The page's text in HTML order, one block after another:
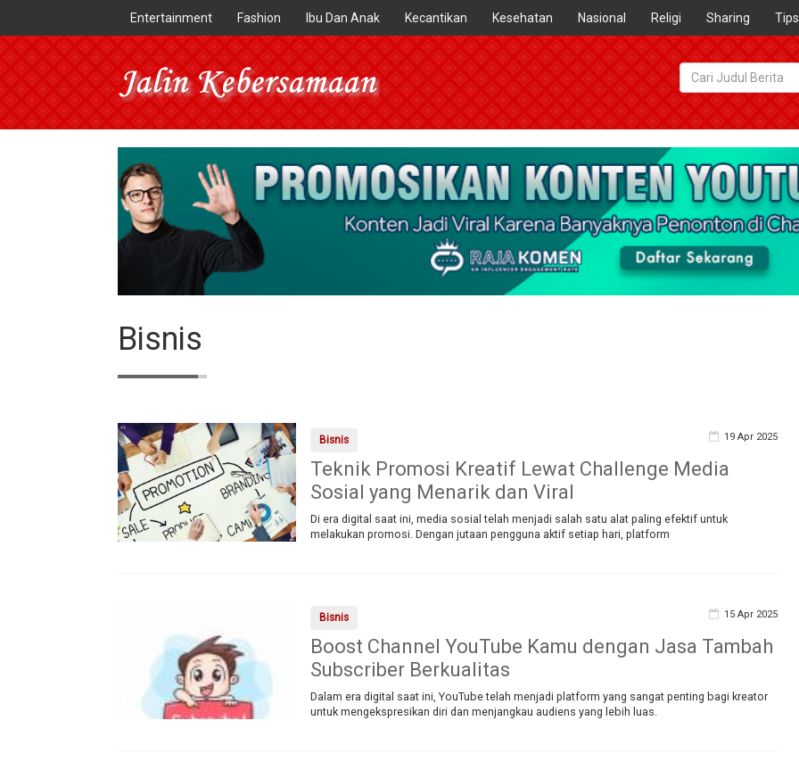
Entertainment Fashion Ibu Dan Anak Kecantikan Kesehatan Nasional Religi Sharing Tips
Bisnis
Bisnis 19 Apr 2025
Teknik Promosi Kreatif Lewat Challenge Media
Sosial yang Menarik dan Viral
Di era digital saat ini, media sosial telah menjadi salah satu alat paling efektif untuk
melakukan promosi. Dengan jutaan pengguna aktif setiap hari, platform
Bisnis 15 Apr 2025
Boost Channel YouTube Kamu dengan Jasa Tambah
Subscriber Berkualitas
Dalam era digital saat ini, YouTube telah menjadi platform yang sangat penting bagi kreator
untuk mengekspresikan diri dan menjangkau audiens yang lebih luas.